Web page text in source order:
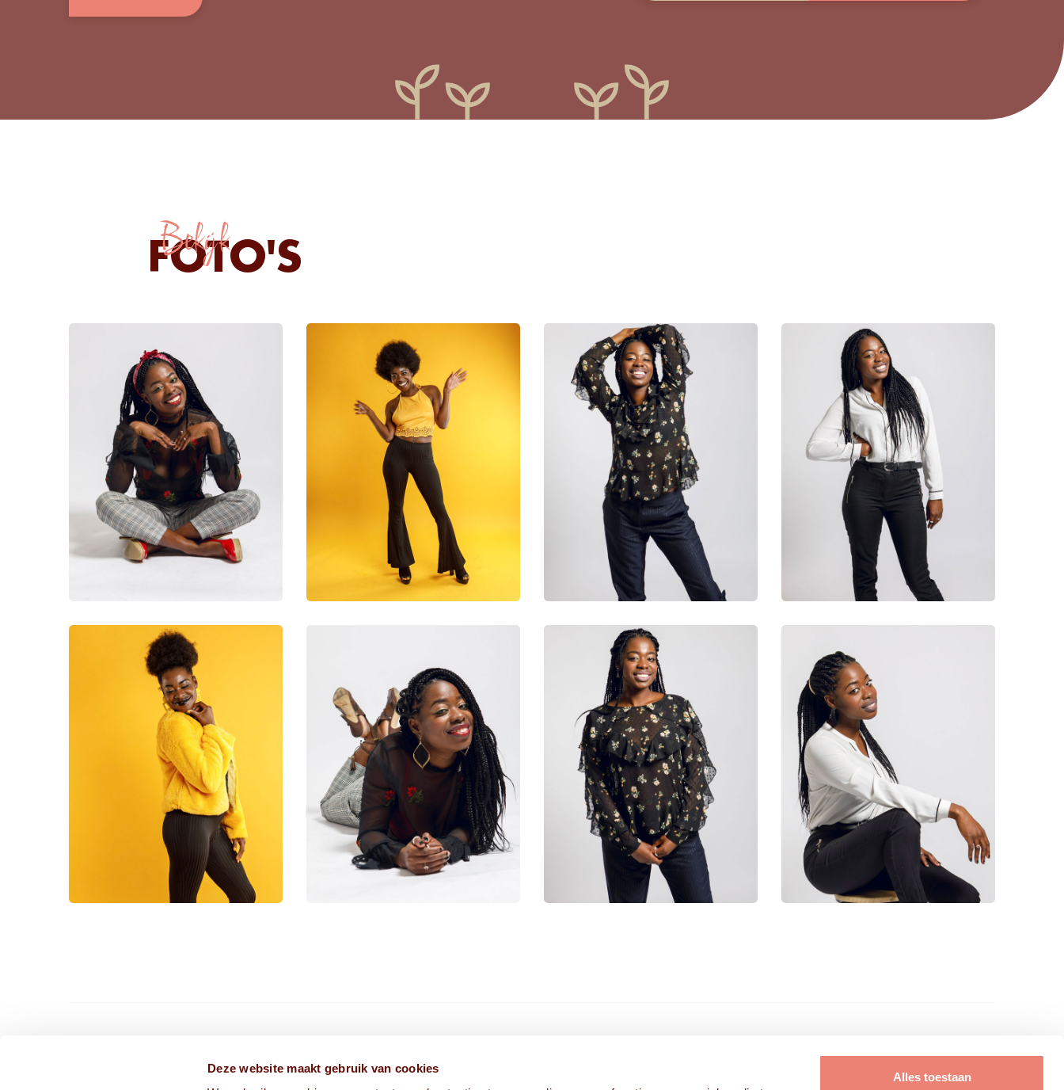
Deze website maakt gebruik van cookies
Alles toestaan
Bekijk
FOTO'S
HIER VIND JE ONS